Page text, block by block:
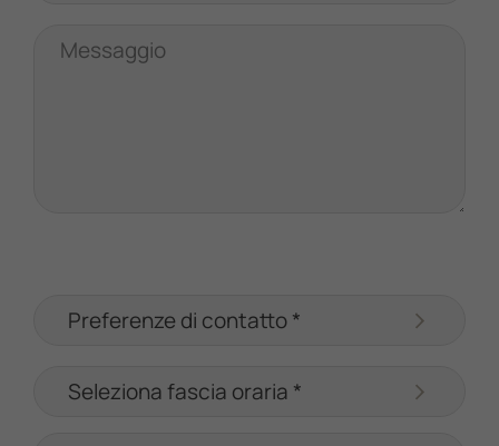
Messaggio